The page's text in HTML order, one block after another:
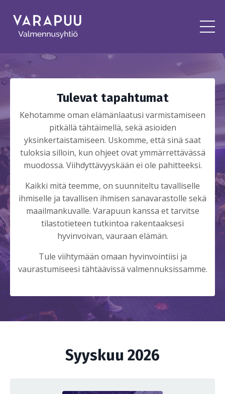
Tulevat tapahtumat
Kehotamme oman elämänlaatusi varmistamiseen
pitkällä tähtäimellä, sekä asioiden
yksinkertaistamiseen. Uskomme, että sinä saat
tuloksia silloin, kun ohjeet ovat ymmärrettävässä
muodossa. Viihdyttävyyskään ei ole pahitteeksi.
Kaikki mitä teemme, on suunniteltu tavalliselle
ihmiselle ja tavallisen ihmisen sanavarastolle sekä
maailmankuvalle. Varapuun kanssa et tarvitse
tilastotieteen tutkintoa rakentaaksesi
hyvinvoivan, vauraan elämän.
Tule viihtymään omaan hyvinvointiisi ja
vaurastumiseesi tähtäävissä valmennuksissamme.
Syyskuu 2026